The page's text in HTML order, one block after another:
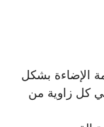
الإضاءة بشكل
كل زاوية من